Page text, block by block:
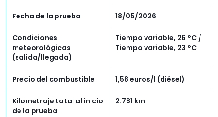
Fecha de la prueba 18/05/2026
Condiciones
meteorológicas
(salida/llegada)
Tiempo variable, 26 °C /
Tiempo variable, 23 °C
Precio del combustible 1,58 euros/l (diésel)
Kilometraje total al inicio
de la prueba
2.781 km